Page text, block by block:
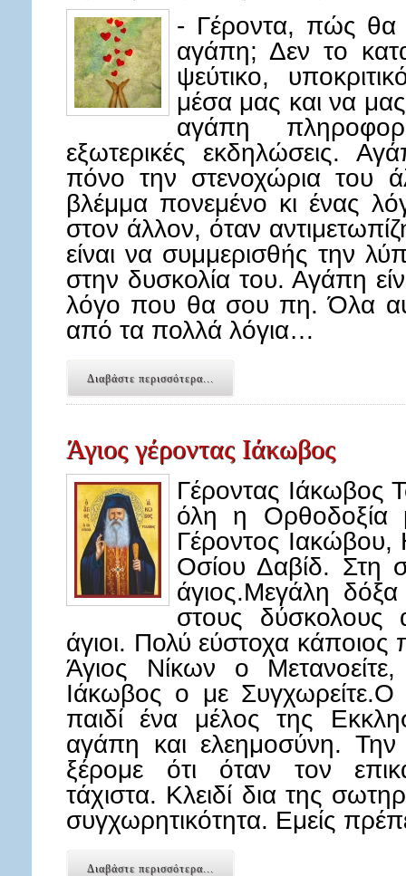
- Γέροντα, πώς θα
αγάπη; Δεν το
ψεύτικο,
μέσα μας και να
αγάπη
εξωτερικές εκδηλώσεις.
πόνο την στενοχώρια του
βλέμμα πονεμένο κι ένας
στον άλλον, όταν
είναι να συμμερισθής την
στην δυσκολία του. Αγάπη
λόγο που θα σου πη. Όλα
από τα πολλά λόγια…
Διαβάστε περισσότερα...
Άγιος γέροντας Ιάκωβος
Γέροντας Ιάκωβος
όλη η Ορθοδοξία
Γέροντος
Οσίου Δαβίδ. Στη
άγιος.Μεγάλη
στους δύσκολους
άγιοι. Πολύ εύστοχα
Άγιος Νίκων ο
Ιάκωβος ο με
παιδί ένα μέλος της
αγάπη και ελεημοσύνη.
ξέρομε ότι όταν τον
τάχιστα. Κλειδί δια της
συγχωρητικότητα. Εμείς
Διαβάστε περισσότερα...